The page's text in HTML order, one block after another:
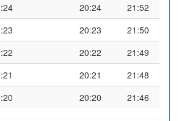
20:24
21:52
20:23
21:50
20:22
21:49
20:21
21:48
20:20 21:46